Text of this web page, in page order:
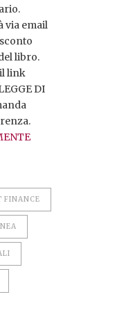
via email
libro.
link
DI
FINANCE